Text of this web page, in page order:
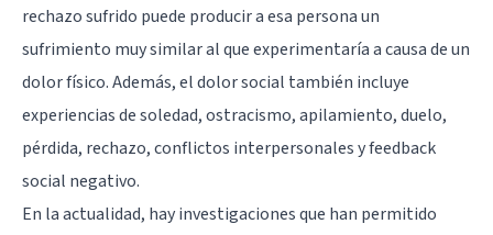
rechazo sufrido puede producir a esa persona un
sufrimiento muy similar al que experimentaría a causa de un
dolor físico. Además, el dolor social también incluye
experiencias de soledad, ostracismo, apilamiento, duelo,
pérdida, rechazo, conflictos interpersonales y feedback
social negativo.
En la actualidad, hay investigaciones que han permitido